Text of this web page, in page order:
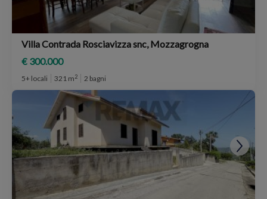
Villa Contrada Rosciavizza snc, Mozzagrogna
€ 300.000
5+ locali 321 m2 2 bagni